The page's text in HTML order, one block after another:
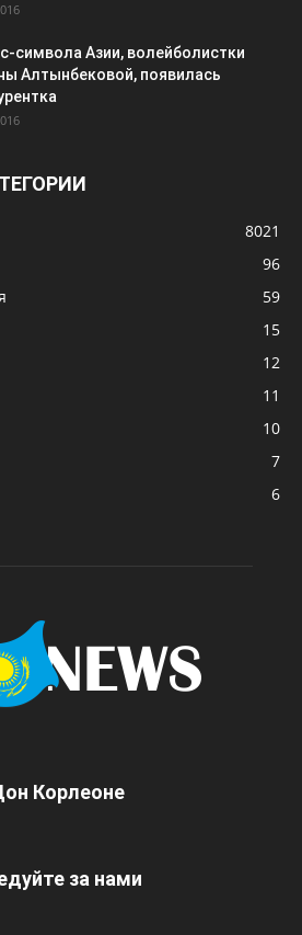
символа Азии, волейболистки
Алтынбековой, появилась
8021
96
59
15
12
11
10
7
6
Корлеоне
за нами